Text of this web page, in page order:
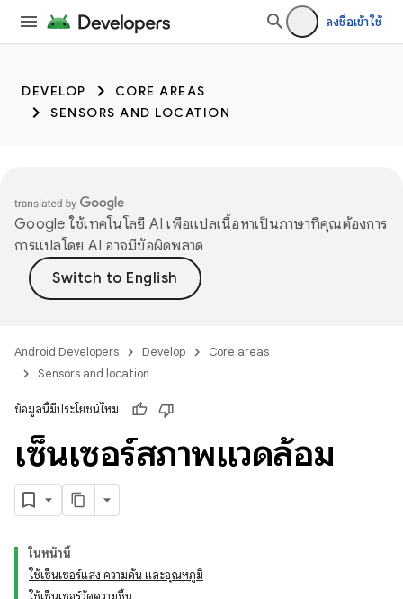
trait:citc trait:citc
ลงชื่อเข้าใช้
DEVELOP
CORE AREAS
SENSORS AND LOCATION
Google ใช้เทคโนโลยี AI เพื่อแปลเนื้อหาเป็นภาษาที่คุณต้องการ
การแปลโดย AI อาจมีข้อผิดพลาด
Android Developers Develop
Core areas
Sensors and location
ข้อมูลนี้มีประโยชน์ไหม
เซ็นเซอร์สภาพแวดล้อม
ในหน้านี้
ใช้เซ็นเซอร์แสง ความดัน และอุณหภูมิ